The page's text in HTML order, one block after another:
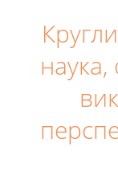
наука,